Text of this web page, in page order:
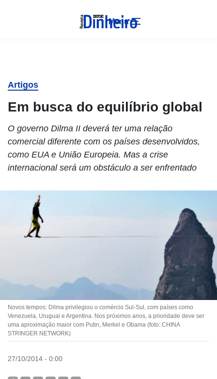
Menu
Artigos
Em busca do equilíbrio global
O governo Dilma II deverá ter uma relação
comercial diferente com os países desenvolvidos,
como EUA e União Europeia. Mas a crise
internacional será um obstáculo a ser enfrentado
Novos tempos: Dilma privilegiou o comércio Sul-Sul, com países como
Venezuela, Uruguai e Argentina. Nos próximos anos, a prioridade deve ser
uma aproximação maior com Putin, Merkel e Obama (foto: CHINA
STRINGER NETWORK)
27/10/2014 - 0:00